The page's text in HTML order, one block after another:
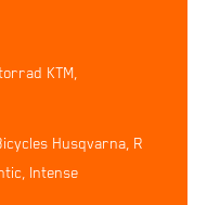
KTM,
Husqvarna, R
Intense